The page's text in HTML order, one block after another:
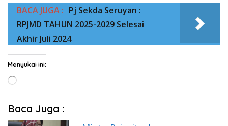
BACA JUGA : Pj Sekda Seruyan :
RPJMD TAHUN 2025-2029 Selesai
Akhir Juli 2024
Menyukai ini:
Memuat...
Baca Juga :